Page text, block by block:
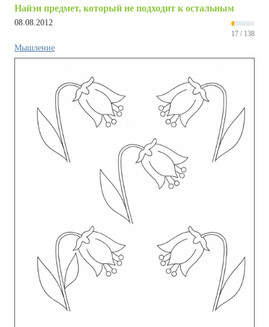
Найэи предмет, который не подходит к остальным
08.08.2012
17 / 138
Мышление